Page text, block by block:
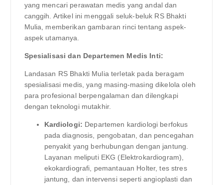
yang mencari perawatan medis yang andal dan
canggih. Artikel ini menggali seluk-beluk RS Bhakti
Mulia, memberikan gambaran rinci tentang aspek-
aspek utamanya.
Spesialisasi dan Departemen Medis Inti:
Landasan RS Bhakti Mulia terletak pada beragam
spesialisasi medis, yang masing-masing dikelola oleh
para profesional berpengalaman dan dilengkapi
dengan teknologi mutakhir.
Kardiologi: Departemen kardiologi berfokus
pada diagnosis, pengobatan, dan pencegahan
penyakit yang berhubungan dengan jantung.
Layanan meliputi EKG (Elektrokardiogram),
ekokardiografi, pemantauan Holter, tes stres
jantung, dan intervensi seperti angioplasti dan